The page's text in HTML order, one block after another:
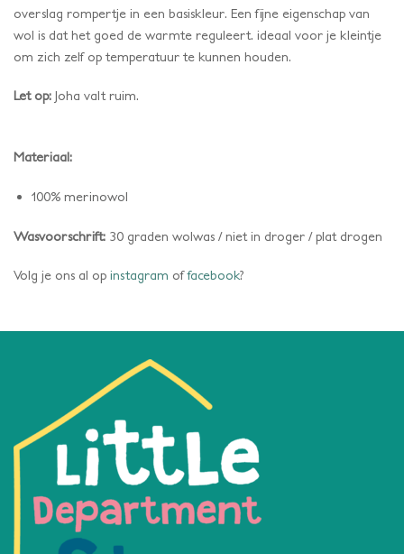
overslag rompertje in een basiskleur. Een fijne eigenschap van
wol is dat het goed de warmte reguleert. ideaal voor je kleintje
om zich zelf op temperatuur te kunnen houden.
Let op: Joha valt ruim.
Materiaal:
100% merinowol
Wasvoorschrift: 30 graden wolwas / niet in droger / plat drogen
Volg je ons al op instagram offacebook?